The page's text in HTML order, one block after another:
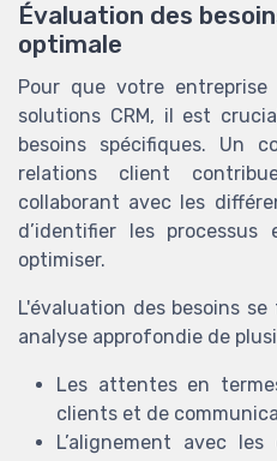
Évaluation des
optimale
Pour que votre
solutions CRM, il est
besoins spécifiques. Un
relations client
collaborant avec les
d’identifier les
optimiser.
L'évaluation des besoins
analyse approfondie de
Les attentes en
clients et de
L’alignement avec